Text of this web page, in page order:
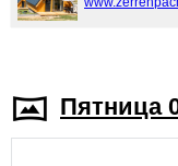
Пятница